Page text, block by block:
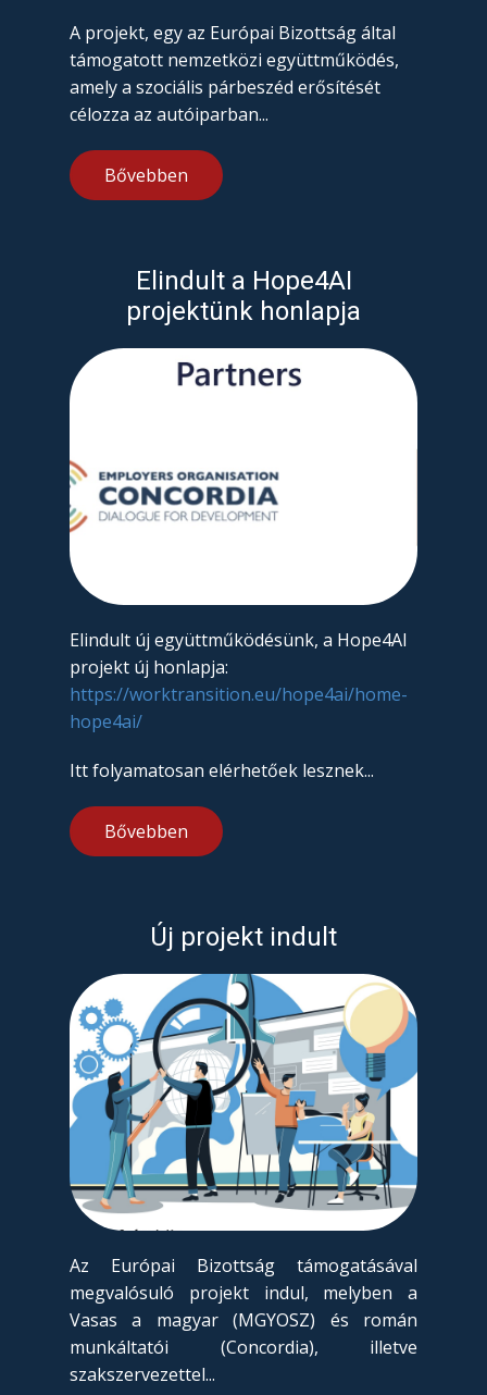
A projekt, egy az Európai Bizottság által
támogatott nemzetközi együttműködés,
amely a szociális párbeszéd erősítését
célozza az autóiparban...
Bővebben
Elindult a Hope4AI
projektünk honlapja
Elindult új együttműködésünk, a Hope4AI
projekt új honlapja:
https://worktransition.eu/hope4ai/home-
hope4ai/
Itt folyamatosan elérhetőek lesznek...
Bővebben
Új projekt indult
Az Európai Bizottság támogatásával
megvalósuló projekt indul, melyben a
Vasas a magyar (MGYOSZ) és román
munkáltatói (Concordia), illetve
szakszervezettel...